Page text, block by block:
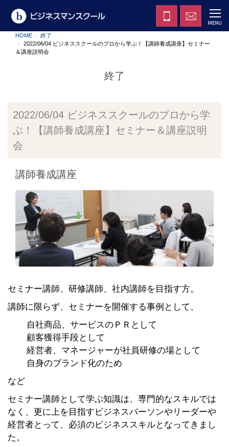
HOME
終了
2022/06/04 ビジネススクールのプロから学ぶ！【講師養成講座】セミナー
＆講座説明会
終了
2022/06/04 ビジネススクールのプロから学
ぶ！【講師養成講座】セミナー＆講座説明
会
講師養成講座
セミナー講師、研修講師、社内講師を目指す方。
講師に限らず、セミナーを開催する事例として、
自社商品、サービスのＰＲとして
顧客獲得手段として
経営者、マネージャーが社員研修の場として
自身のブランド化のため
など
セミナー講師として学ぶ知識は、専門的なスキルでは
なく、更に上を目指すビジネスパーソンやリーダーや
経営者とって、必須のビジネススキルとなってきまし
た。